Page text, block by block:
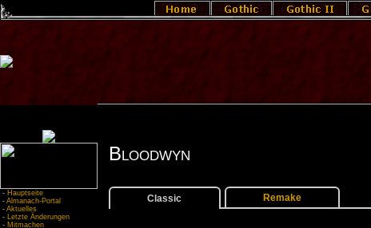
- Hauptseite
- Almanach-Portal
- Aktuelles
- Letzte Änderungen
- Mitmachen
Bloodwyn
Classic Remake